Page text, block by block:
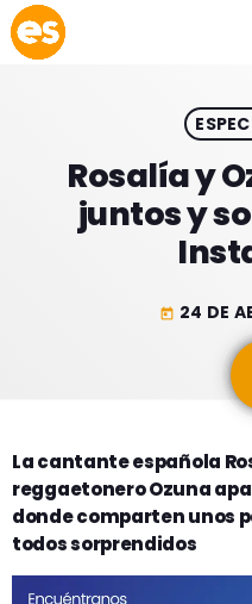
EMISIÓN LA PAZ
EMISIÓN
ACTUALIDAD
ESPECTÁCULOS
GEEKERS
MÚSICA
PROGRAMACIÓN
INICIO
RADIO SPLENDID
Rosalía y
juntos y
today 24 DE
La cantante española
reggaetonero Ozuna
donde comparten unos
todos sorprendidos